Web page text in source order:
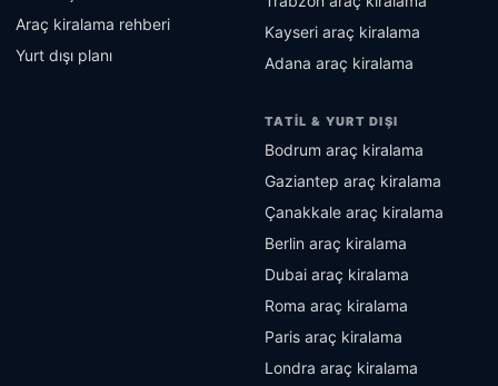
Araç kiralama rehberi
Yurt dışı planı
Kayseri araç kiralama
Adana araç kiralama
TATIL & YURT DIŞI
Bodrum araç kiralama
Gaziantep araç kiralama
Çanakkale araç kiralama
Berlin araç kiralama
Dubai araç kiralama
Roma araç kiralama
Paris araç kiralama
Londra araç kiralama